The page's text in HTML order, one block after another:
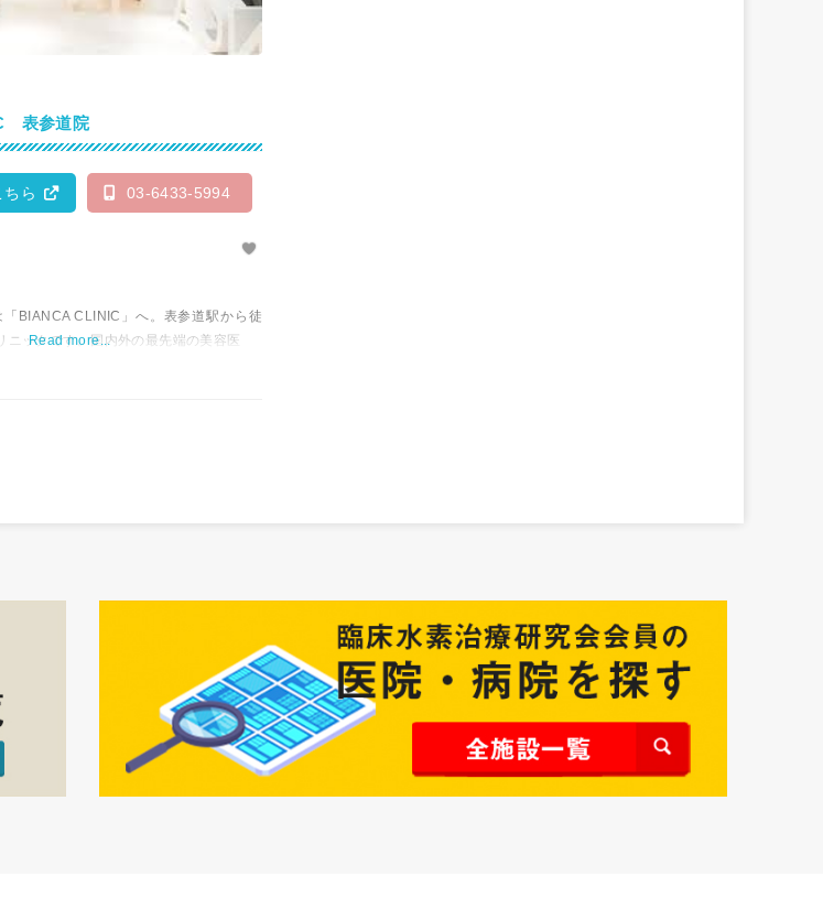
表参道院
ら 03-6433-5994
BIANCA CLINIC」へ。表参道駅から徒
ニックです。国内外の最先端の美容医
Read more...